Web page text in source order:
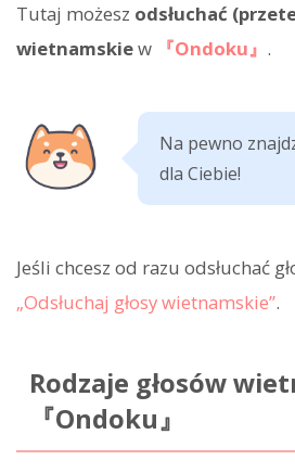
Tutaj możesz odsłuchać
wietnamskiew 『Ondoku』 .
Na pewno
dla Ciebie!
Jeśli chcesz od razu odsłuchać
„Odsłuchaj głosy wietnamskie”.
Rodzaje głosów
『Ondoku』